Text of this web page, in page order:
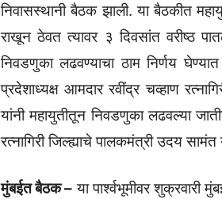
निवासस्थानी बैठक झाली. या बैठकीत
राखून ठेवत त्यावर ३ दिवसांत वरीष्ठ
निवडणुका लढवण्याचा ठाम निर्णय
प्रदेशाध्यक्ष आमदार रवींद्र चव्हाण
यांनी महायुतीतून निवडणुका लढवल्या
रत्नागिरी जिल्ह्याचे पालकमंत्री उदय
मुंबईत बैठक – या पार्श्वभूमीवर शुक्रवारी